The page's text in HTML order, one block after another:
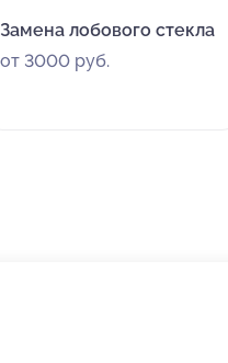
Замена лобового стекла
от 3000 руб.